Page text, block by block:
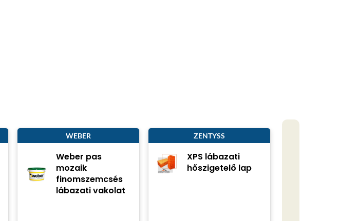
WEBER
Weber pas
mozaik
finomszemcsés
lábazati vakolat
ZENTYSS
XPS lábazati
hőszigetelő lap